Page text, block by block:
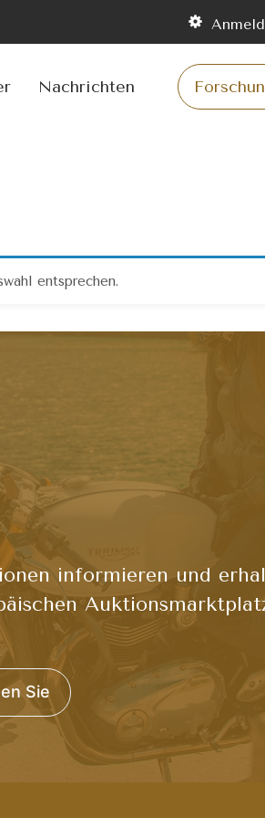
Inhalt
Nachrichten
entsprechen.
informieren und
Sie